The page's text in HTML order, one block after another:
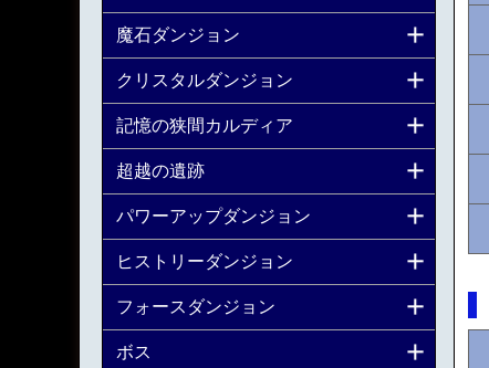
魔石ダンジョン
クリスタルダンジョン
記憶の狭間カルディア
超越の遺跡
パワーアップダンジョン
ヒストリーダンジョン
フォースダンジョン
ボス